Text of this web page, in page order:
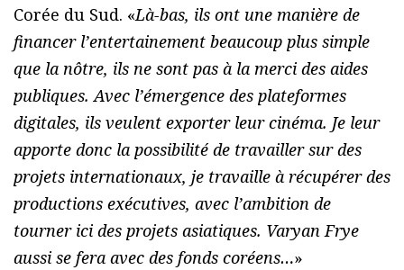
Corée du Sud. «Là-bas, ils ont une manière de
financer l’entertainement beaucoup plus simple
que la nôtre, ils ne sont pas à la merci des aides
publiques. Avec l’émergence des plateformes
digitales, ils veulent exporter leur cinéma. Je leur
apporte donc la possibilité de travailler sur des
projets internationaux, je travaille à récupérer des
productions exécutives, avec l’ambition de
tourner ici des projets asiatiques. Varyan Frye
aussi se fera avec des fonds coréens…»